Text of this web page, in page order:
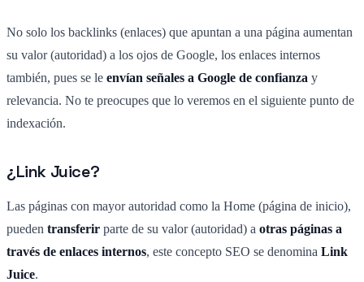
No solo los backlinks (enlaces) que apuntan a una página aumentan
su valor (autoridad) a los ojos de Google, los enlaces internos
también, pues se le envían señales a Google de confianza y
relevancia. No te preocupes que lo veremos en el siguiente punto de
indexación.
¿Link Juice?
Las páginas con mayor autoridad como la Home (página de inicio),
pueden transferir parte de su valor (autoridad) a otras páginas a
través de enlaces internos, este concepto SEO se denomina Link
Juice.